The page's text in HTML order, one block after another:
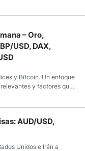
– Oro,
USD, DAX,
y Bitcoin. Un enfoque
y factores que
AUD/USD,
Unidos e Irán a